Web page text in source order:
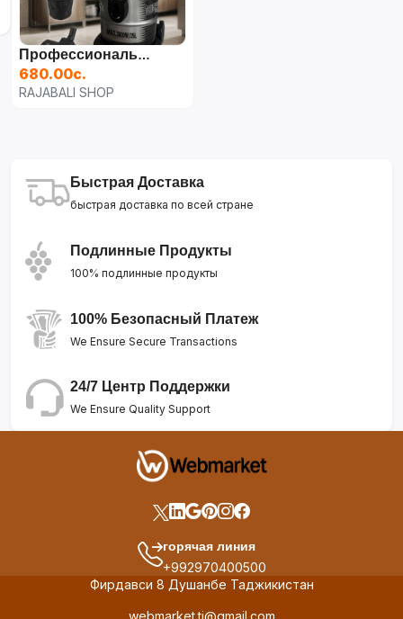
Профессиональный Пылесос LG ARTSON 725 (3800 Вт)
680.00с.
RAJABALI SHOP
Быстрая Доставка
быстрая доставка по всей стране
Подлинные Продукты
100% подлинные продукты
100% Безопасный Платеж
We Ensure Secure Transactions
24/7 Центр Поддержки
We Ensure Quality Support
горячая линия
+992970400500
Фирдавси 8 Душанбе Таджикистан
webmarket.tj@gmail.com